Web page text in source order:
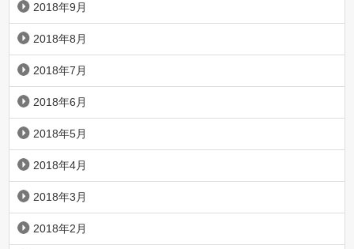
2018年9月
2018年8月
2018年7月
2018年6月
2018年5月
2018年4月
2018年3月
2018年2月